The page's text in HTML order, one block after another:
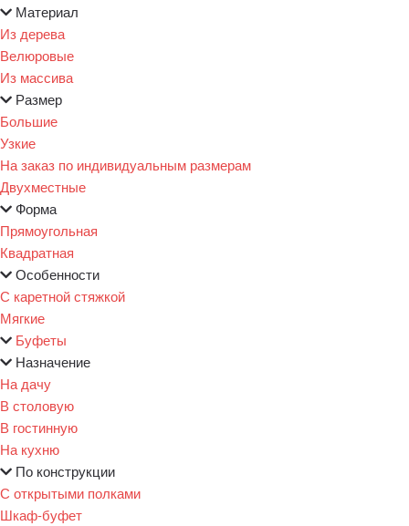
Материал
Из дерева
Велюровые
Из массива
Размер
Большие
Узкие
На заказ по индивидуальным размерам
Двухместные
Форма
Прямоугольная
Квадратная
Особенности
С каретной стяжкой
Мягкие
Буфеты
Назначение
На дачу
В столовую
В гостинную
На кухню
По конструкции
С открытыми полками
Шкаф-буфет